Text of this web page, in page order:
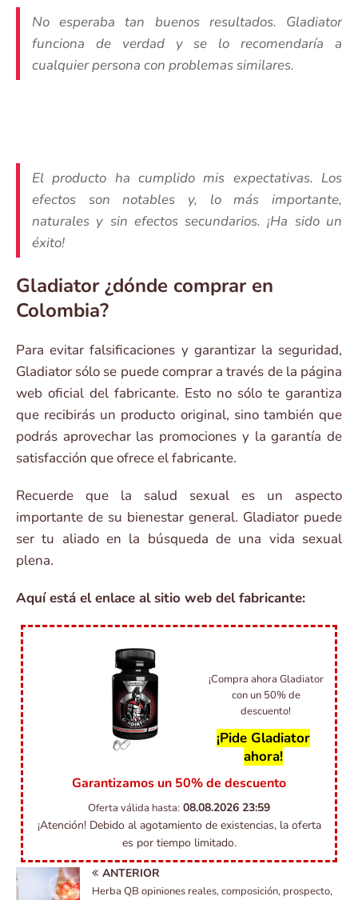
No esperaba tan buenos resultados. Gladiator
funciona de verdad y se lo recomendaría a
cualquier persona con problemas similares.
El producto ha cumplido mis expectativas. Los
efectos son notables y, lo más importante,
naturales y sin efectos secundarios. ¡Ha sido un
éxito!
Gladiator ¿dónde comprar en
Colombia?
Para evitar falsificaciones y garantizar la seguridad,
Gladiator sólo se puede comprar a través de la página
web oficial del fabricante. Esto no sólo te garantiza
que recibirás un producto original, sino también que
podrás aprovechar las promociones y la garantía de
satisfacción que ofrece el fabricante.
Recuerde que la salud sexual es un aspecto
importante de su bienestar general. Gladiator puede
ser tu aliado en la búsqueda de una vida sexual
plena.
Aquí está el enlace al sitio web del fabricante:
¡Compra ahora Gladiator
con un 50% de
descuento!
¡Pide Gladiator
ahora!
Garantizamos un 50% de descuento
Oferta válida hasta: 08.08.2026 23:59
¡Atención! Debido al agotamiento de existencias, la oferta
es por tiempo limitado.
ANTERIOR
Herba QB opiniones reales, composición, prospecto,